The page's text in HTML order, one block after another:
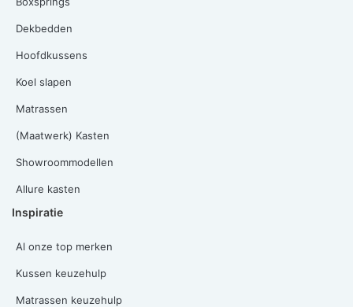
Dekbedden
Hoofdkussens
Koel slapen
Matrassen
(Maatwerk) Kasten
Showroommodellen
Allure kasten
Inspiratie
Al onze top merken
Kussen keuzehulp
Matrassen keuzehulp